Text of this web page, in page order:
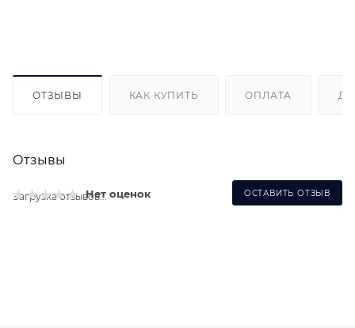
ОТЗЫВЫ КАК КУПИТЬ ОПЛАТА
Отзывы
Нет оценок ОСТАВИТЬ ОТЗЫВ
Загрузка отзывов...